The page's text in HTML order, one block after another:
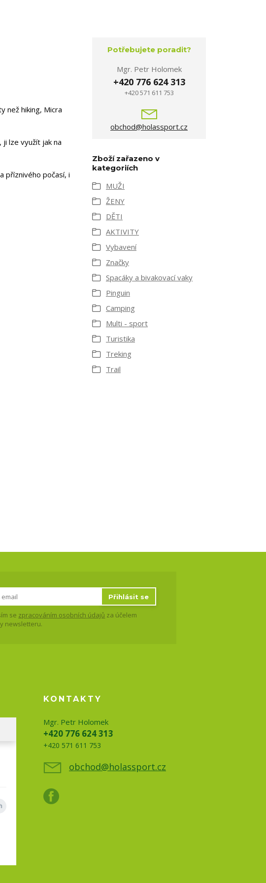
než hiking, Micra
lze využít jak na
příznivého počasí, i
Potřebujete poradit?
Mgr. Petr Holomek
+420 776 624 313
+420 571 611 753
obchod@holassport.cz
Zboží zařazeno v
kategoriích
MUŽI
ŽENY
DĚTI
AKTIVITY
Vybavení
Značky
Spacáky a bivakovací vaky
Pinguin
Camping
Multi - sport
Turistika
Treking
Trail
Přihlásit se
se zpracováním osobních údajů za účelem
newsletteru.
KONTAKTY
Mgr. Petr Holomek
+420 776 624 313
+420 571 611 753
obchod@holassport.cz